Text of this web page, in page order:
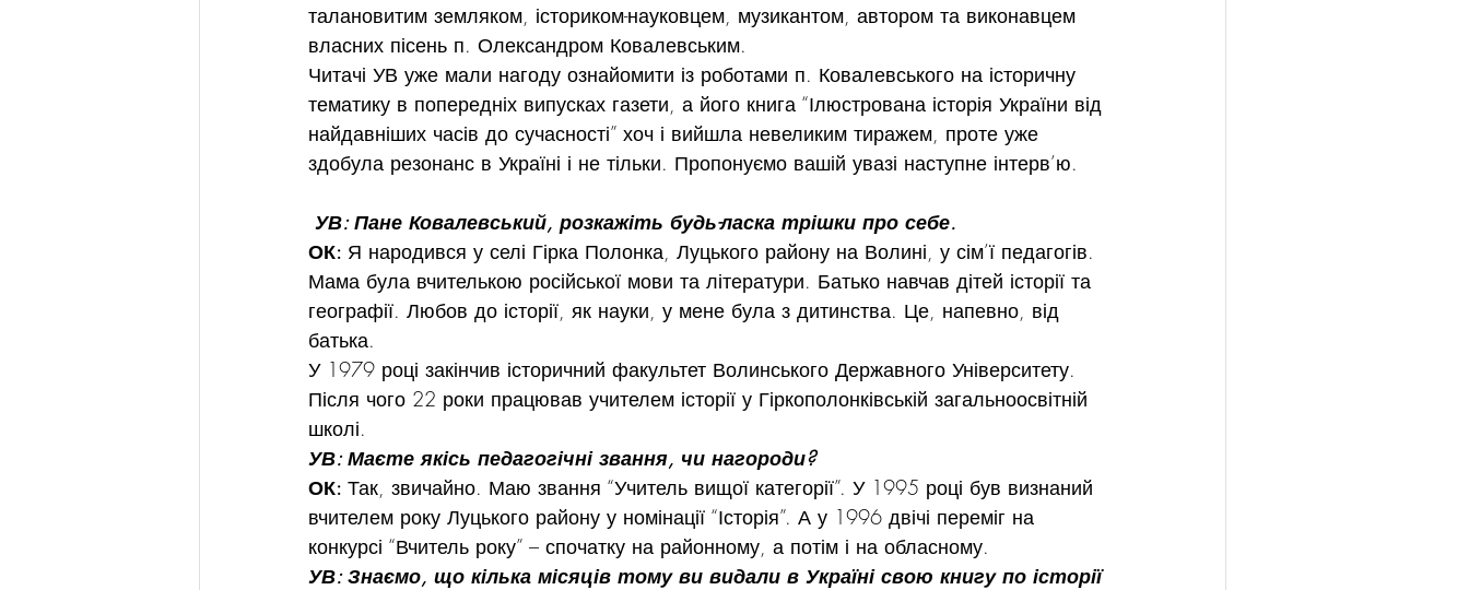
талановитим земляком, істориком-науковцем, музикантом, автором та виконавцем
власних пісень п. Олександром Ковалевським.
Читачі УВ уже мали нагоду ознайомити із роботами п. Ковалевського на історичну
тематику в попередніх випусках газети, а його книга “Ілюстрована історія України від
найдавніших часів до сучасності” хоч і вийшла невеликим тиражем, проте уже
здобула резонанс в Україні і не тільки. Пропонуємо вашій увазі наступне інтерв’ю.
УВ: Пане Ковалевський, розкажіть будь-ласка трішки про себе.
ОК: Я народився у селі Гірка Полонка, Луцького району на Волині, у сім’ї педагогів.
Мама була вчителькою російської мови та літератури. Батько навчав дітей історії та
географії. Любов до історії, як науки, у мене була з дитинства. Це, напевно, від
батька.
У 1979 році закінчив історичний факультет Волинського Державного Університету.
Після чого 22 роки працював учителем історії у Гіркополонківській загальноосвітній
школі.
УВ: Маєте якісь педагогічні звання, чи нагороди?
ОК: Так, звичайно. Маю звання “Учитель вищої категорії”. У 1995 році був визнаний
вчителем року Луцького району у номінації “Історія”. А у 1996 двічі переміг на
конкурсі “Вчитель року” – спочатку на районному, а потім і на обласному.
УВ: Знаємо, що кілька місяців тому ви видали в Україні свою книгу по історії